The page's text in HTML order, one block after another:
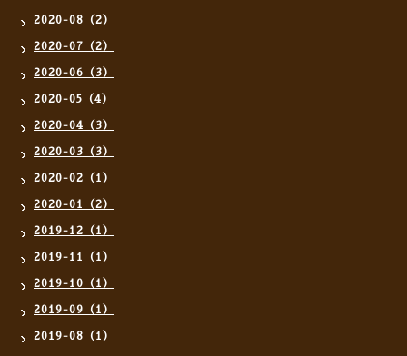
2020-08（2）
2020-07（2）
2020-06（3）
2020-05（4）
2020-04（3）
2020-03（3）
2020-02（1）
2020-01（2）
2019-12（1）
2019-11（1）
2019-10（1）
2019-09（1）
2019-08（1）